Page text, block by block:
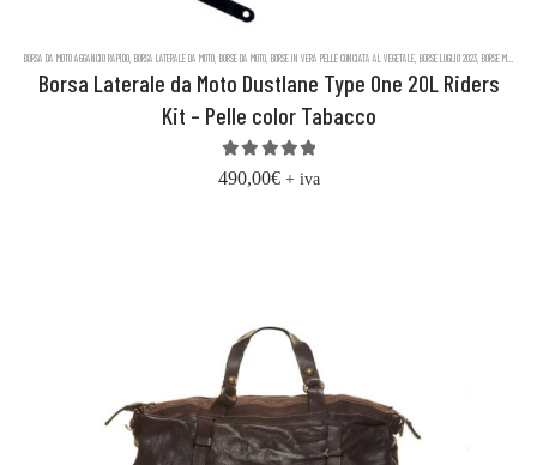
BORSA DA MOTO AGGANCIO RAPIDO BORSA LATERALE DA MOTO BORSE DA MOTO BORSE IN VERA PELLE CONCIATA AL VEGETALE BORSE LUGLIO 2023 BORSE MESSENGER IN PELLE DUSTLANE
Borsa Laterale da Moto Dustlane Type One 20L Riders
Kit – Pelle color Tabacco
5.00out of 5
490,00€ + iva